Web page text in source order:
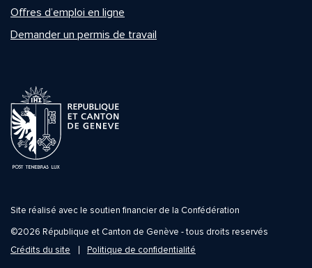
Offres d’emploi en ligne
Demander un permis de travail
Site réalisé avec le soutien financier de la Confédération
©2026 République et Canton de Genève - tous droits reservés
Crédits du site
Politique de confidentialité